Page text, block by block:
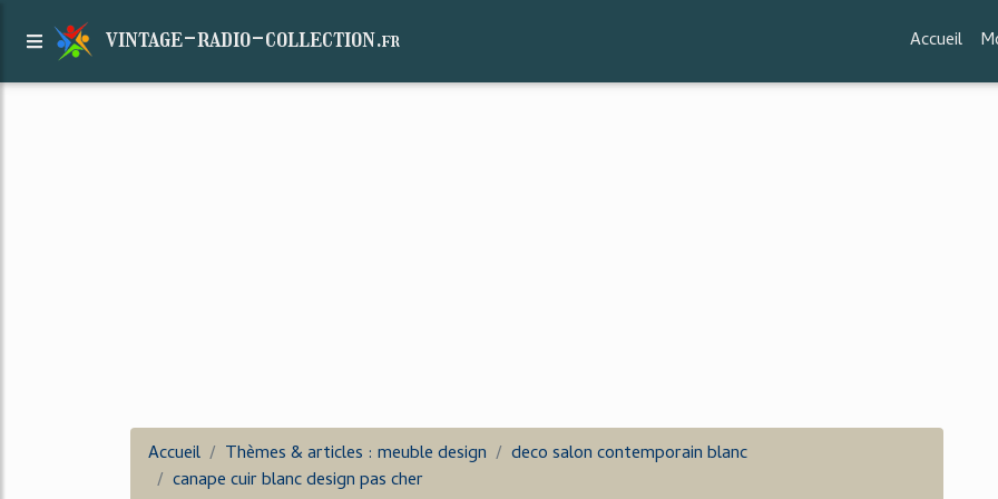
vintage-radio-collection.fr Accueil
Accueil Thèmes & articles : meuble design
deco salon contemporain blanc
canape cuir blanc design pas cher